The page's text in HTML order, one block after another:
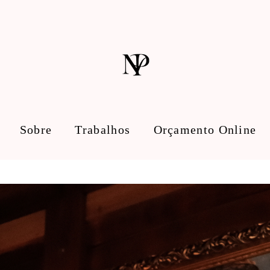
Sobre Trabalhos Orçamento Online